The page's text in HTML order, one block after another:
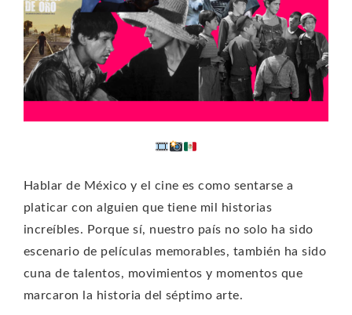
Hablar de México y el cine es como sentarse a
platicar con alguien que tiene mil historias
increíbles. Porque sí, nuestro país no solo ha sido
escenario de películas memorables, también ha sido
cuna de talentos, movimientos y momentos que
marcaron la historia del séptimo arte.